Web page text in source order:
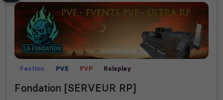
Faction PVE PVP Roleplay
Fondation [SERVEUR RP]